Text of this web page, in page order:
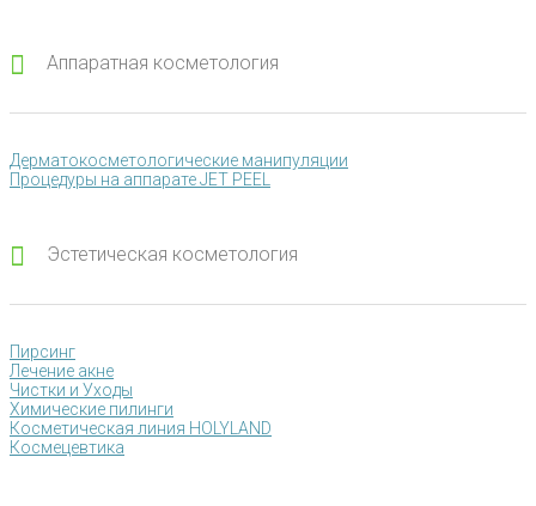
Аппаратная косметология
Дерматокосметологические манипуляции
Процедуры на аппарате JET PEEL
Эстетическая косметология
Пирсинг
Лечение акне
Чистки и Уходы
Химические пилинги
Косметическая линия HOLYLAND
Космецевтика